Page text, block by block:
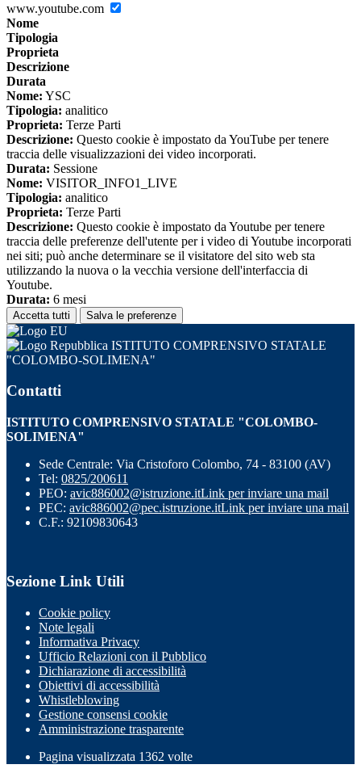
www.youtube.com
Nome
Tipologia
Proprieta
Descrizione
Durata
Nome: YSC
Tipologia: analitico
Proprieta: Terze Parti
Descrizione: Questo cookie è impostato da YouTube per tenere
traccia delle visualizzazioni dei video incorporati.
Durata: Sessione
Nome: VISITOR_INFO1_LIVE
Tipologia: analitico
Proprieta: Terze Parti
Descrizione: Questo cookie è impostato da Youtube per tenere
traccia delle preferenze dell'utente per i video di Youtube incorporati
nei siti; può anche determinare se il visitatore del sito web sta
utilizzando la nuova o la vecchia versione dell'interfaccia di
Youtube.
Durata: 6 mesi
Accetta tutti Salva le preferenze
ISTITUTO COMPRENSIVO STATALE
"COLOMBO-SOLIMENA"
Contatti
ISTITUTO COMPRENSIVO STATALE "COLOMBO-
SOLIMENA"
Sede Centrale: Via Cristoforo Colombo, 74 - 83100 (AV)
Tel: 0825/200611
PEO: avic886002@istruzione.itLink per inviare una mail
PEC: avic886002@pec.istruzione.itLink per inviare una mail
C.F.: 92109830643
Sezione Link Utili
Cookie policy
Note legali
Informativa Privacy
Ufficio Relazioni con il Pubblico
Dichiarazione di accessibilità
Obiettivi di accessibilità
Whistleblowing
Gestione consensi cookie
Amministrazione trasparente
Pagina visualizzata 1362 volte